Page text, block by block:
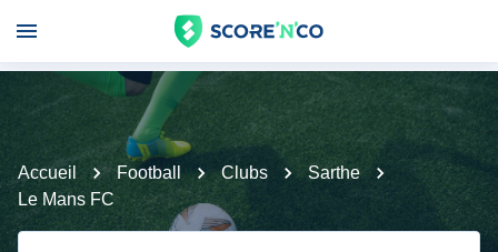
Accueil Football Clubs
Sarthe
Le Mans FC